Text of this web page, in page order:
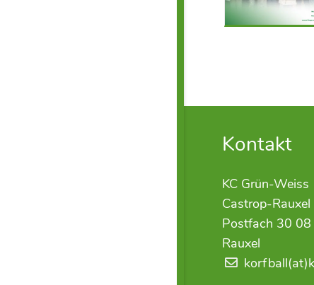
Kontakt
KC Grün-Weiss
Castrop-Rauxel
Postfach 30
Rauxel